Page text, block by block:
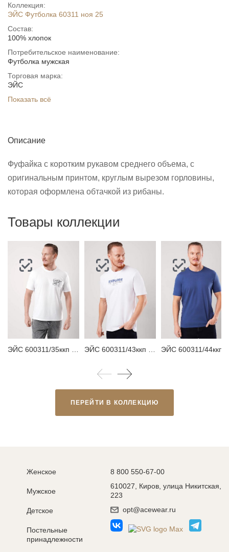
Коллекция:
ЭЙС Футболка 60311 ноя 25
Состав:
100% хлопок
Потребительское наименование:
Футболка мужская
Торговая марка:
ЭЙС
Показать всё
Описание
Фуфайка с коротким рукавом среднего объема, с
оригинальным принтом, круглым вырезом горловины,
которая оформлена обтачкой из рибаны.
Товары коллекции
ПЕРЕЙТИ В КОЛЛЕКЦИЮ
Женское
Мужское
Детское
Постельные
принадлежности
8 800 550-67-00
610027, Киров, улица Никитская,
223
opt@acewear.ru